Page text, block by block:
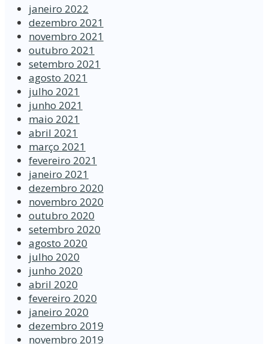
janeiro 2022
dezembro 2021
novembro 2021
outubro 2021
setembro 2021
agosto 2021
julho 2021
junho 2021
maio 2021
abril 2021
março 2021
fevereiro 2021
janeiro 2021
dezembro 2020
novembro 2020
outubro 2020
setembro 2020
agosto 2020
julho 2020
junho 2020
abril 2020
fevereiro 2020
janeiro 2020
dezembro 2019
novembro 2019